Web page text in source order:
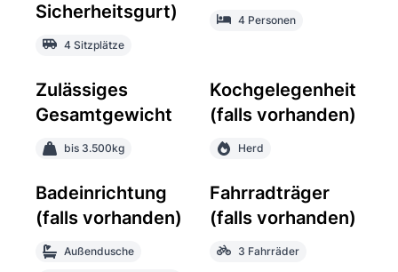
Sicherheitsgurt)
4 Sitzplätze
4 Personen
Zulässiges
Gesamtgewicht
bis 3.500kg
Kochgelegenheit
(falls vorhanden)
Herd
Badeinrichtung
(falls vorhanden)
Außendusche
Fahrradträger
(falls vorhanden)
3 Fahrräder